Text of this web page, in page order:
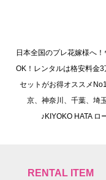
日本全国のプレ花嫁様へ
OK！レンタルは格安料金
セットがお得オススメ
京、神奈川、千葉、埼
♪KIYOKO HATA ロ
RENTAL ITEM